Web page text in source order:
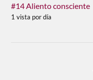
#14 Aliento consciente
1 vista por día